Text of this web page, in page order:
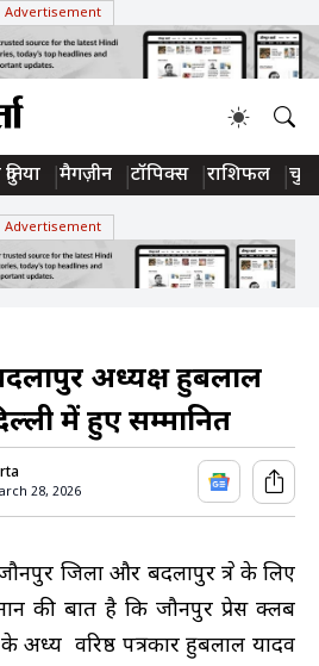
Advertisement
मैगज़ीन टॉपिक्स राशिफल
Advertisement
अध्यक्ष हुबलाल
में हुए सम्मानित
28, 2026
जिला और बदलापुर क्षेत्र के लिए
की बात है कि जौनपुर प्रेस क्लब
वरिष्ठ पत्रकार हुबलाल यादव